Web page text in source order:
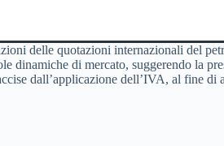
delle quotazioni internazionali del
dinamiche di mercato, suggerendo la
dall’applicazione dell’IVA, al fine